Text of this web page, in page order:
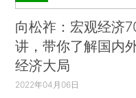
向松祚：宏观经济
讲，带你了解国内
经济大局
2022年04月06日